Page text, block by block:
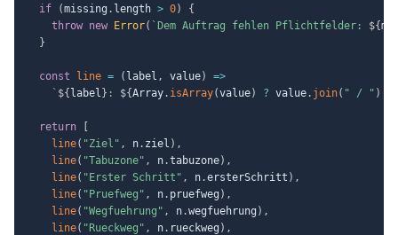
if
(missing . length > 0)
{
throw new Error( ` Dem Auftrag fehlen Pflichtfelder: ${
}
const line = ( label , value)
=>
` ${ label } : ${Array. isArray(value) ? value. join( " / " )
return
line( "Ziel" , n. ziel ) ,
line( "Tabuzone" , n.tabuzone) ,
line( "Erster Schritt" , n.ersterSchritt ) ,
line( "Pruefweg" , n. pruefweg ) ,
line( "Wegfuehrung" , n.wegfuehrung ) ,
line( "Rueckweg" , n. rueckweg ) ,